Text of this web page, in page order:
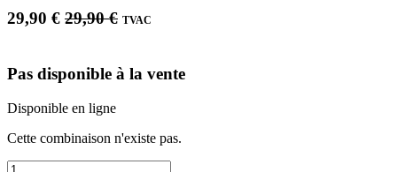
29,90 € 29,90€ TVAC
Pas disponible à la vente
Disponible en ligne
Cette combinaison n'existe pas.